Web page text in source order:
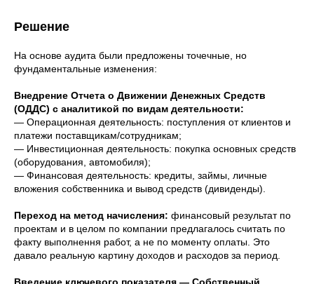
Решение
На основе аудита были предложены точечные, но
фундаментальные изменения:
Внедрение Отчета о Движении Денежных Средств
(ОДДС) с аналитикой по видам деятельности:
— Операционная деятельность: поступления от клиентов и
платежи поставщикам/сотрудникам;
— Инвестиционная деятельность: покупка основных средств
(оборудования, автомобиля);
— Финансовая деятельность: кредиты, займы, личные
вложения собственника и вывод средств (дивиденды).
Переход на метод начисления: финансовый результат по
проектам и в целом по компании предлагалось считать по
факту выполнення работ, а не по моменту оплаты. Это
давало реальную картину доходов и расходов за период.